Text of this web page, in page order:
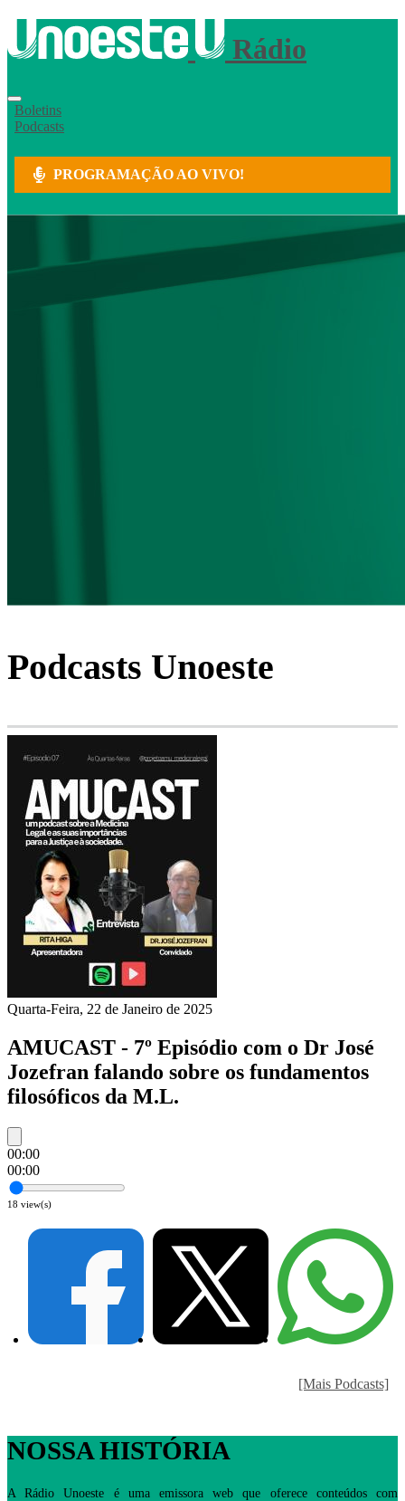
Rádio
Boletins
Podcasts
PROGRAMAÇÃO AO VIVO!
Podcasts Unoeste
Quarta-Feira, 22 de Janeiro de 2025
AMUCAST - 7º Episódio com o Dr José
Jozefran falando sobre os fundamentos
filosóficos da M.L.
00:00
00:00
18 view(s)
[Mais Podcasts]
NOSSA HISTÓRIA
A Rádio Unoeste é uma emissora web que oferece conteúdos com